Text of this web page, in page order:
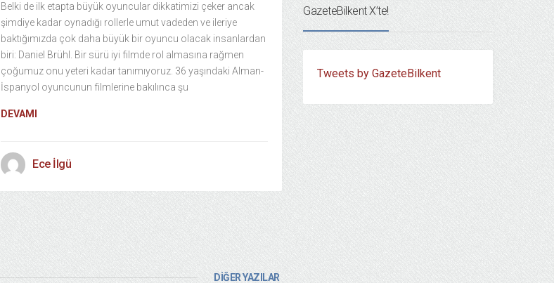
Belki de ilk etapta büyük oyuncular dikkatimizi çeker ancak
şimdiye kadar oynadığı rollerle umut vadeden ve ileriye
baktığımızda çok daha büyük bir oyuncu olacak insanlardan
biri: Daniel Brühl. Bir sürü iyi filmde rol almasına rağmen
çoğumuz onu yeteri kadar tanımıyoruz. 36 yaşındaki Alman-
İspanyol oyuncunun filmlerine bakılınca şu
DEVAMI
Ece İlgü
DİĞER YAZILAR
GazeteBilkent X’te!
Tweets by GazeteBilkent